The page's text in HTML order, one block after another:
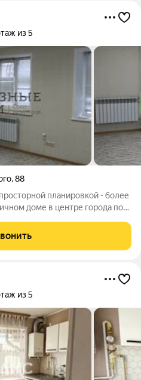
из 5
,88
планировкой - более
доме в центре города по
под ипотеку, спецсчёт
из 5